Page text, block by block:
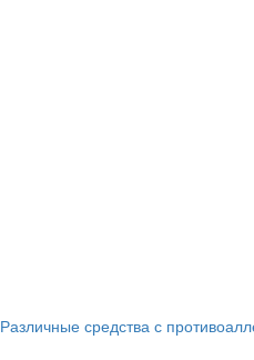
Различные средства с